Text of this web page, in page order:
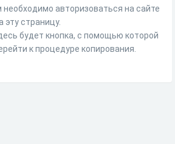
необходимо авторизоваться на сайте
эту страницу.
будет кнопка, с помощью которой
к процедуре копирования.